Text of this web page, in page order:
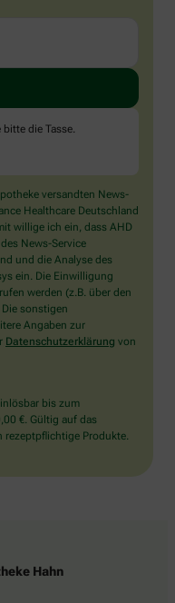
bitte die Tasse
versandten News-
Healthcare Deutschland
willige ich ein, dass AHD
News-Service
und die Analyse des
ein. Die Einwilligung
werden (z.B. über den
sonstigen
Angaben zur
Datenschutzerklärung von
bis zum
€. Gültig auf das
rezeptpflichtige Produkte.
Hahn